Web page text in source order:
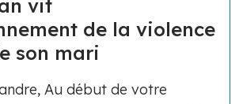
vit
de la violence
son mari
Au début de votre